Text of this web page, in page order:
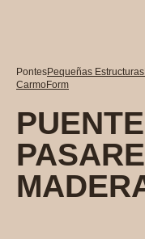
PontesPequeñas Estructuras
CarmoForm